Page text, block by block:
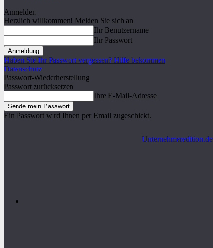
Anmelden
Herzlich willkommen! Melden Sie sich an
Ihr Benutzername
Ihr Passwort
Haben Sie Ihr Passwort vergessen? Hilfe bekommen
Datenschutz
Passwort-Wiederherstellung
Passwort zurücksetzen
Ihre E-Mail-Adresse
Ein Passwort wird Ihnen per Email zugeschickt.
Unternehmeredition.de